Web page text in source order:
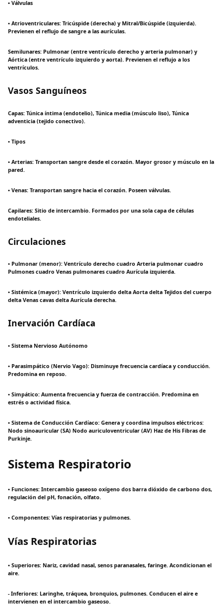
• Válvulas
• Atrioventriculares: Tricúspide (derecha) y Mitral/Bicúspide (izquierda).
Previenen el reflujo de sangre a las aurículas.
Semilunares: Pulmonar (entre ventrículo derecho y arteria pulmonar) y
Aórtica (entre ventrículo izquierdo y aorta). Previenen el reflujo a los
ventrículos.
Vasos Sanguíneos
Capas: Túnica íntima (endotelio), Túnica media (músculo liso), Túnica
adventicia (tejido conectivo).
• Tipos
• Arterias: Transportan sangre desde el corazón. Mayor grosor y músculo en la
pared.
• Venas: Transportan sangre hacia el corazón. Poseen válvulas.
Capilares: Sitio de intercambio. Formados por una sola capa de células
endoteliales.
Circulaciones
• Pulmonar (menor): Ventrículo derecho cuadro Arteria pulmonar cuadro
Pulmones cuadro Venas pulmonares cuadro Aurícula izquierda.
• Sistémica (mayor): Ventrículo izquierdo delta Aorta delta Tejidos del cuerpo
delta Venas cavas delta Aurícula derecha.
Inervación Cardíaca
• Sistema Nervioso Autónomo
• Parasimpático (Nervio Vago): Disminuye frecuencia cardíaca y conducción.
Predomina en reposo.
• Simpático: Aumenta frecuencia y fuerza de contracción. Predomina en
estrés o actividad física.
• Sistema de Conducción Cardíaco: Genera y coordina impulsos eléctricos:
Nodo sinoauricular (SA) Nodo auriculoventricular (AV) Haz de His Fibras de
Purkinje.
Sistema Respiratorio
• Funciones: Intercambio gaseoso oxígeno dos barra dióxido de carbono dos,
regulación del pH, fonación, olfato.
• Componentes: Vías respiratorias y pulmones.
Vías Respiratorias
• Superiores: Nariz, cavidad nasal, senos paranasales, faringe. Acondicionan el
aire.
- Inferiores: Laringhe, tráquea, bronquios, pulmones. Conducen el aire e
intervienen en el intercambio gaseoso.